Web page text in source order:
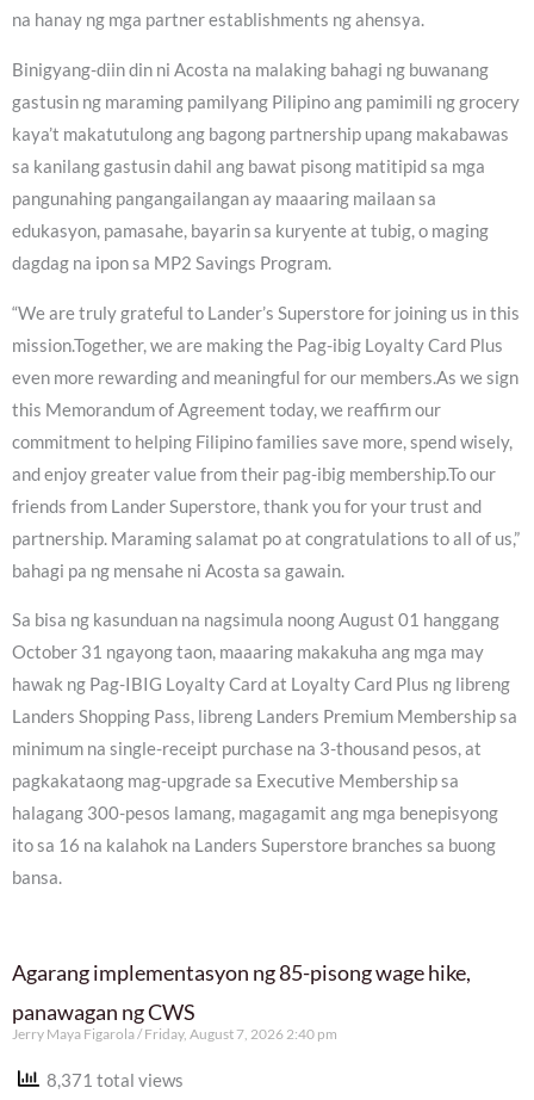
na hanay ng mga partner establishments ng ahensya.
Binigyang-diin din ni Acosta na malaking bahagi ng buwanang
gastusin ng maraming pamilyang Pilipino ang pamimili ng grocery
kaya’t makatutulong ang bagong partnership upang makabawas
sa kanilang gastusin dahil ang bawat pisong matitipid sa mga
pangunahing pangangailangan ay maaaring mailaan sa
edukasyon, pamasahe, bayarin sa kuryente at tubig, o maging
dagdag na ipon sa MP2 Savings Program.
“We are truly grateful to Lander’s Superstore for joining us in this
mission.Together, we are making the Pag-ibig Loyalty Card Plus
even more rewarding and meaningful for our members.As we sign
this Memorandum of Agreement today, we reaffirm our
commitment to helping Filipino families save more, spend wisely,
and enjoy greater value from their pag-ibig membership.To our
friends from Lander Superstore, thank you for your trust and
partnership. Maraming salamat po at congratulations to all of us,”
bahagi pa ng mensahe ni Acosta sa gawain.
Sa bisa ng kasunduan na nagsimula noong August 01 hanggang
October 31 ngayong taon, maaaring makakuha ang mga may
hawak ng Pag-IBIG Loyalty Card at Loyalty Card Plus ng libreng
Landers Shopping Pass, libreng Landers Premium Membership sa
minimum na single-receipt purchase na 3-thousand pesos, at
pagkakataong mag-upgrade sa Executive Membership sa
halagang 300-pesos lamang, magagamit ang mga benepisyong
ito sa 16 na kalahok na Landers Superstore branches sa buong
bansa.
Agarang implementasyon ng 85-pisong wage hike,
panawagan ng CWS
Jerry Maya Figarola Friday, August 7, 2026 2:40 pm
8,371 total views